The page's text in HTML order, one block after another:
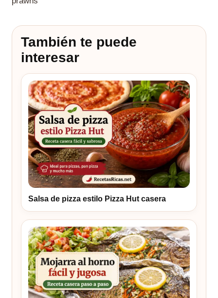
También te puede
interesar
Salsa de pizza estilo Pizza Hut casera